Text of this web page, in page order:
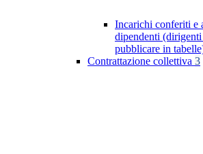
Incarichi conferiti e
dipendenti
pubblicare in
Contrattazione collettiva 3